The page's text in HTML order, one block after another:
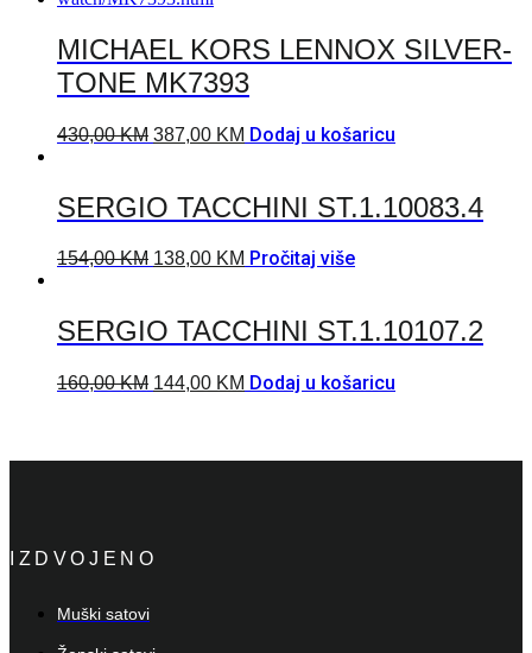
MICHAEL KORS LENNOX SILVER-
TONE MK7393
430,00KM 387,00 KM Dodaj u košaricu
SERGIO TACCHINI ST.1.10083.4
154,00KM 138,00 KM Pročitaj više
SERGIO TACCHINI ST.1.10107.2
160,00KM 144,00 KM Dodaj u košaricu
IZDVOJENO
Muški satovi